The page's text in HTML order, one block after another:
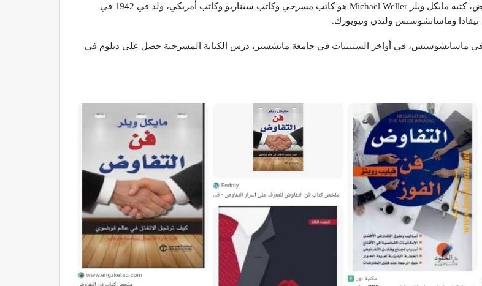
كتبه مايكل ويلر Michael Weller
‏ هو كاتب مسرحي وكاتب سيناريو وكاتب أمريكي، ولد في 1942 في
وماساتشوستس ولندن ونيويورك.
ماساتشوستس، في أواخر الستينيات في جامعة مانشستر، درس الكتابة المسرحية حصل على دبلوم في